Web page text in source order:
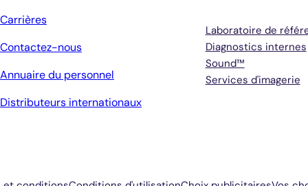
Carrières
Contactez-nous
Annuaire du personnel
Distributeurs internationaux
Laboratoire de
Diagnostics internes
Sound™
Services d'imagerie